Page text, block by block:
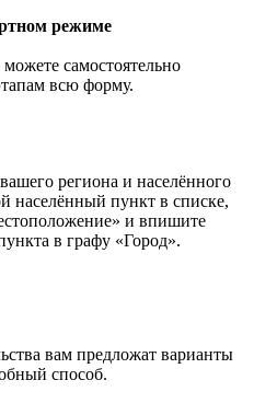
режиме
самостоятельно
всю форму.
региона и населённого
населённый пункт в списке,
и впишите
в графу «Город».
вам предложат варианты
способ.